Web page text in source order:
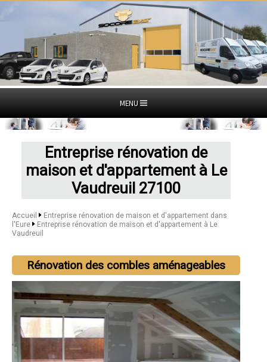
MENU
Entreprise rénovation de
maison et d'appartement à Le
Vaudreuil 27100
Accueil
Entreprise rénovation de maison et d'appartement dans
l'Eure
Entreprise rénovation de maison et d'appartement à Le
Vaudreuil
Rénovation des combles aménageables